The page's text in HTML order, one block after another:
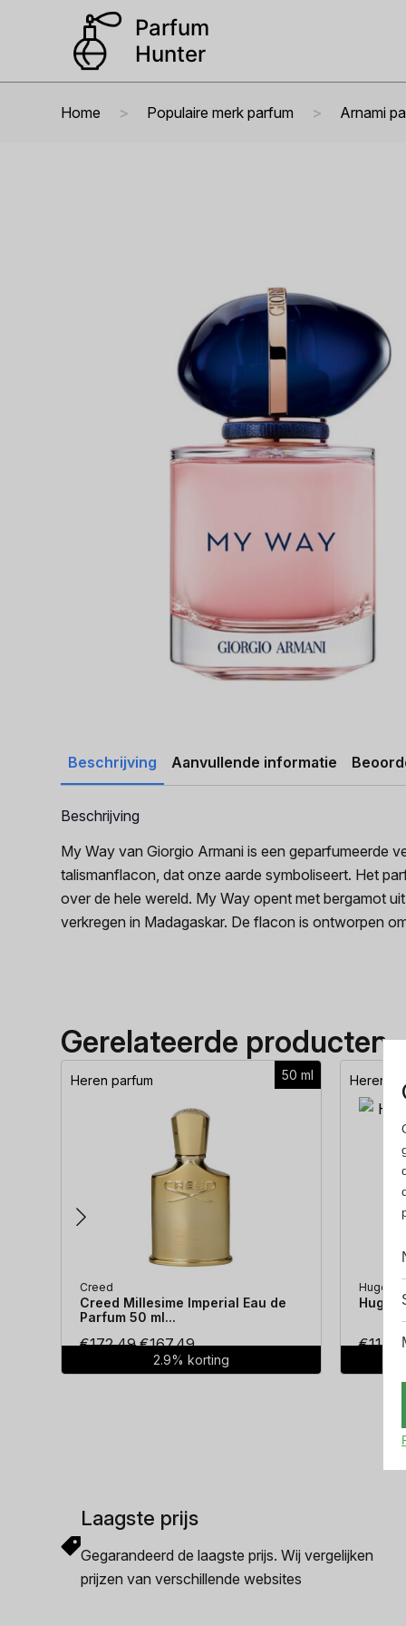
Home Populaire merk parfum Arnami
Beschrijving Aanvullende informatie
Beschrijving
My Way van Giorgio Armani is een geparfumeerde
talismanflacon, dat onze aarde symboliseert. Het
over de hele wereld. My Way opent met bergamot
verkregen in Madagaskar. De flacon is ontworpen
Gerelateerde producten
50 ml
Heren parfum
Creed
Creed Millesime Imperial Eau de
Parfum 50 ml...
€172.49Oorspronkelijke
prijs
€167.49Huidige
prijs
2.9% korting
Heren
Hugo
Hugo
€
Laagste prijs
Gegarandeerd de laagste prijs. Wij vergelijken
prijzen van verschillende websites